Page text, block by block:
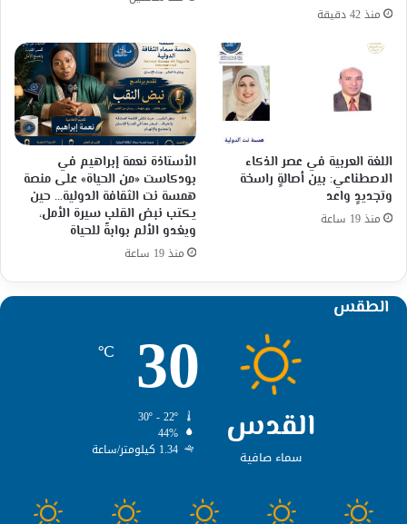
منذ 42 دقيقة
اللغة العربية في عصر الذكاء
الاصطناعي: بين أصالةٍ راسخة
وتجديدٍ واعد
منذ 19 ساعة
الأستاذة نعمة إبراهيم في
بودكاست «من الحياة» على منصة
همسة نت الثقافة الدولية… حين
يكتب نبض القلب سيرة الأمل،
ويغدو الألم بوابةً للحياة
منذ 19 ساعة
الطقس
القدس
سماء صافية
30
℃
44%
1.34 كيلومتر/ساعة